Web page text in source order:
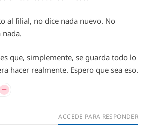
al filial, no dice nada nuevo. No
nada.
que, simplemente, se guarda todo lo
hacer realmente. Espero que sea eso.
ACCEDE PARA RESPONDER